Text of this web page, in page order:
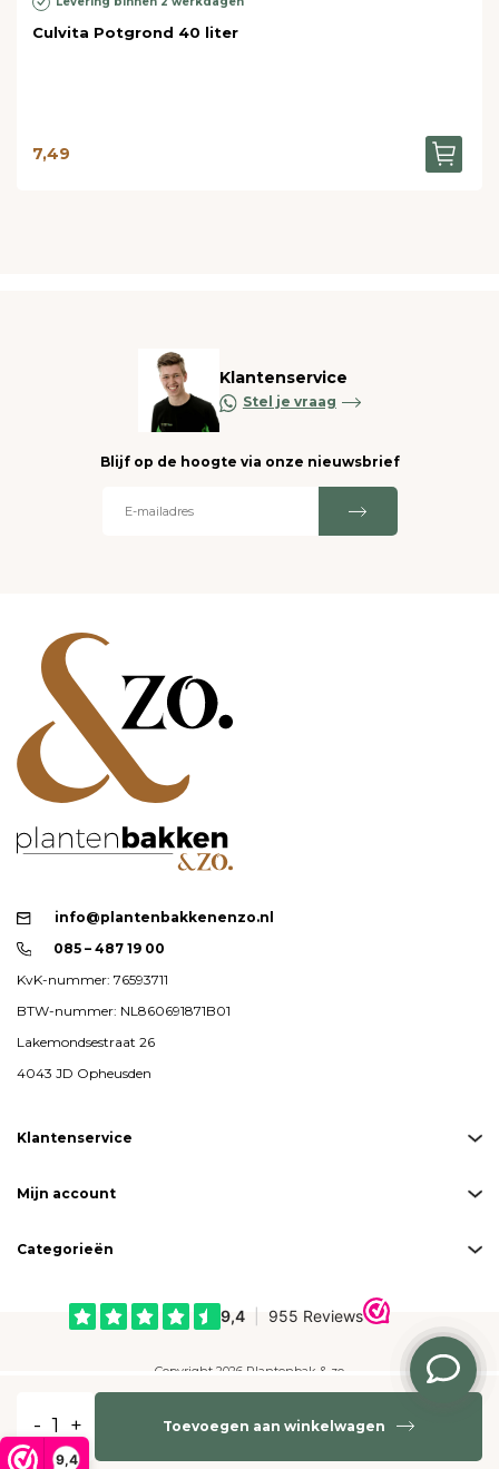
9,4
Culvita Potgrond 40 liter
7,49
Klantenservice
Stel je vraag
Blijf op de hoogte via onze nieuwsbrief
- + Toevoegen aan winkelwagen
info@plantenbakkenenzo.nl
085 – 487 19 00
KvK-nummer: 76593711
BTW-nummer: NL860691871B01
Lakemondsestraat 26
4043 JD Opheusden
Klantenservice
Mijn account
Categorieën
Copyright 2026 Plantenbak & zo
Betaalmogelijkheden: